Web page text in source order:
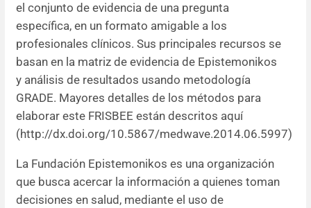
el conjunto de evidencia de una pregunta
específica, en un formato amigable a los
profesionales clínicos. Sus principales recursos se
basan en la matriz de evidencia de Epistemonikos
y análisis de resultados usando metodología
GRADE. Mayores detalles de los métodos para
elaborar este FRISBEE están descritos aquí
(http://dx.doi.org/10.5867/medwave.2014.06.5997)
La Fundación Epistemonikos es una organización
que busca acercar la información a quienes toman
decisiones en salud, mediante el uso de